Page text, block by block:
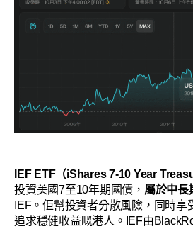
IEF ETF（iShares 7-10 Year
投資美國7至10年期國債， 屬於中長
IEF。佢幫投資者分散風險，同時
追求穩健收益嘅港人。IEF由